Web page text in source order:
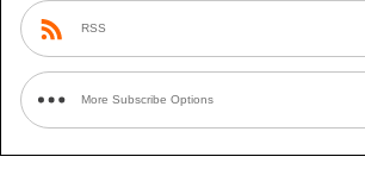
RSS
More Subscribe Options